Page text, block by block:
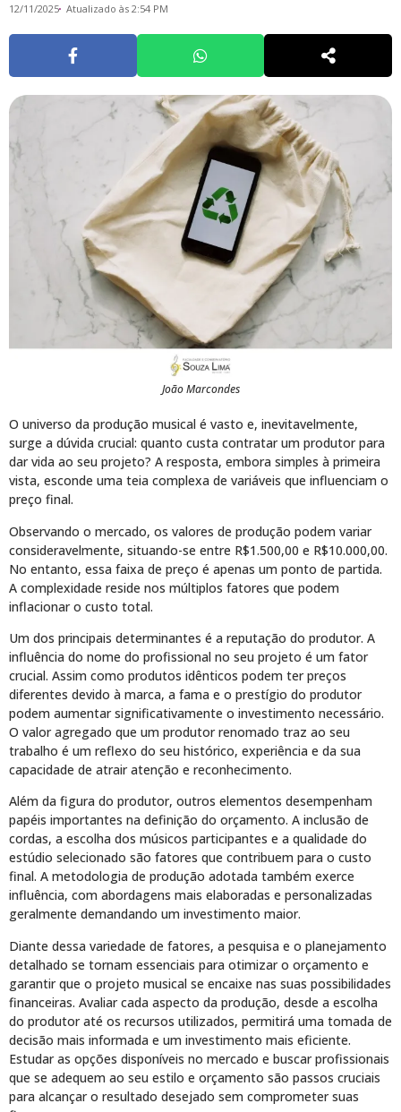
12/11/2025 Atualizado às 2:54 PM
João Marcondes
O universo da produção musical é vasto e, inevitavelmente,
surge a dúvida crucial: quanto custa contratar um produtor para
dar vida ao seu projeto? A resposta, embora simples à primeira
vista, esconde uma teia complexa de variáveis que influenciam o
preço final.
Observando o mercado, os valores de produção podem variar
consideravelmente, situando-se entre R$1.500,00 e R$10.000,00.
No entanto, essa faixa de preço é apenas um ponto de partida.
A complexidade reside nos múltiplos fatores que podem
inflacionar o custo total.
Um dos principais determinantes é a reputação do produtor. A
influência do nome do profissional no seu projeto é um fator
crucial. Assim como produtos idênticos podem ter preços
diferentes devido à marca, a fama e o prestígio do produtor
podem aumentar significativamente o investimento necessário.
O valor agregado que um produtor renomado traz ao seu
trabalho é um reflexo do seu histórico, experiência e da sua
capacidade de atrair atenção e reconhecimento.
Além da figura do produtor, outros elementos desempenham
papéis importantes na definição do orçamento. A inclusão de
cordas, a escolha dos músicos participantes e a qualidade do
estúdio selecionado são fatores que contribuem para o custo
final. A metodologia de produção adotada também exerce
influência, com abordagens mais elaboradas e personalizadas
geralmente demandando um investimento maior.
Diante dessa variedade de fatores, a pesquisa e o planejamento
detalhado se tornam essenciais para otimizar o orçamento e
garantir que o projeto musical se encaixe nas suas possibilidades
financeiras. Avaliar cada aspecto da produção, desde a escolha
do produtor até os recursos utilizados, permitirá uma tomada de
decisão mais informada e um investimento mais eficiente.
Estudar as opções disponíveis no mercado e buscar profissionais
que se adequem ao seu estilo e orçamento são passos cruciais
para alcançar o resultado desejado sem comprometer suas